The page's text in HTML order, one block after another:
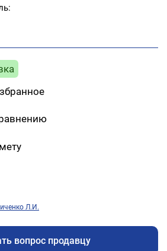
Л.И.
вопрос продавцу